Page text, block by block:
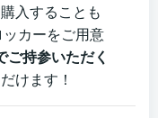
入することも
カーをご用意
ご持参いただく
けます！